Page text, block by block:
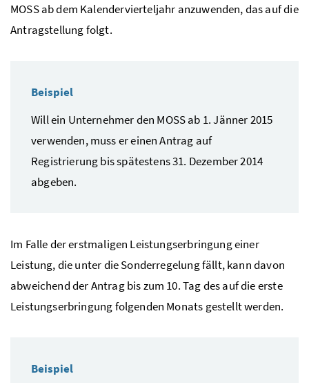
MOSSab dem Kalendervierteljahr anzuwenden, das auf die
Antragstellung folgt.
Beispiel
Will ein Unternehmer den MOSSab 1. Jänner 2015
verwenden, muss er einen Antrag auf
Registrierung bis spätestens 31. Dezember 2014
abgeben.
Im Falle der erstmaligen Leistungserbringung einer
Leistung, die unter die Sonderregelung fällt, kann davon
abweichend der Antrag bis zum 10. Tag des auf die erste
Leistungserbringung folgenden Monats gestellt werden.
Beispiel